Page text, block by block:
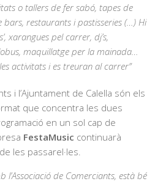
o tallers de fer sabó, tapes de
restaurants i pastisseries (…) Hi
xarangues pel carrer, dj’s,
maquillatge per la mainada…
activitats i es treuran al carrer”
i l’Ajuntament de Calella són els
que concentra les dues
en un sol cap de
FestaMusic continuarà
les passarel·les.
l’Associació de Comerciants, està bé